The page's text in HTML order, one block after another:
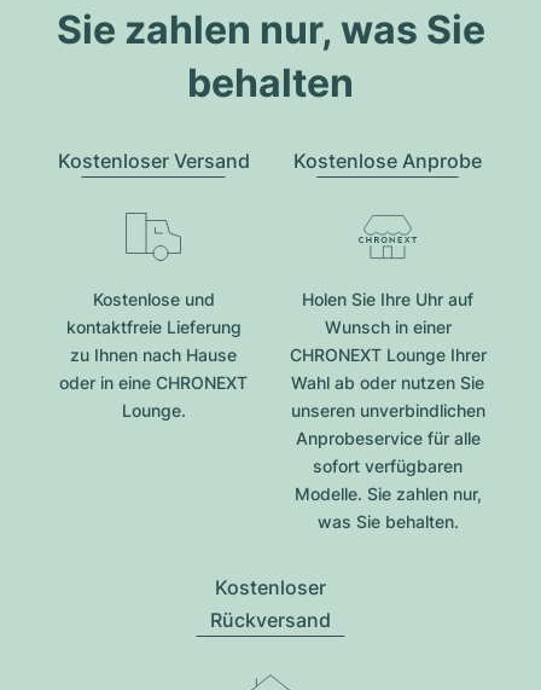
Sie zahlen nur, was Sie
behalten
Kostenloser Versand
Kostenlose und
kontaktfreie Lieferung
zu Ihnen nach Hause
oder in eine CHRONEXT
Lounge.
Kostenlose Anprobe
Holen Sie Ihre Uhr auf
Wunsch in einer
CHRONEXT Lounge Ihrer
Wahl ab oder nutzen Sie
unseren unverbindlichen
Anprobeservice für alle
sofort verfügbaren
Modelle. Sie zahlen nur,
was Sie behalten.
Kostenloser
Rückversand